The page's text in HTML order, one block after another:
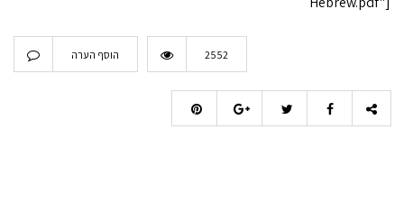
הוסף הערה 2552